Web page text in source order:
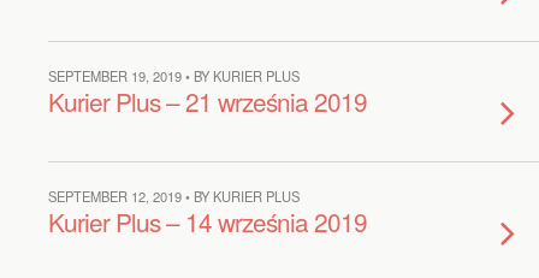
SEPTEMBER 19, 2019 • BY KURIER PLUS
Kurier Plus – 21 września 2019
SEPTEMBER 12, 2019 • BY KURIER PLUS
Kurier Plus – 14 września 2019